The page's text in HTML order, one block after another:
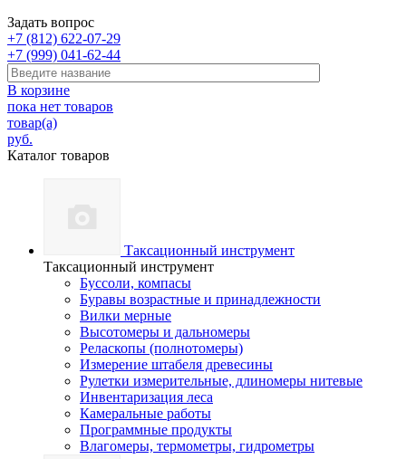
Задать вопрос
+7 (812) 622-07-29
+7 (999) 041-62-44
В корзине
пока нет товаров
товар(а)
руб.
Каталог товаров
Таксационный инструмент
Таксационный инструмент
Буссоли, компасы
Буравы возрастные и принадлежности
Вилки мерные
Высотомеры и дальномеры
Реласкопы (полнотомеры)
Измерение штабеля древесины
Рулетки измерительные, длиномеры нитевые
Инвентаризация леса
Камеральные работы
Программные продукты
Влагомеры, термометры, гидрометры